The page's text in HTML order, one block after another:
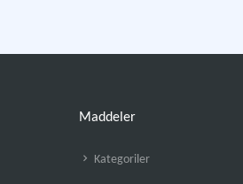
Maddeler
Kategoriler